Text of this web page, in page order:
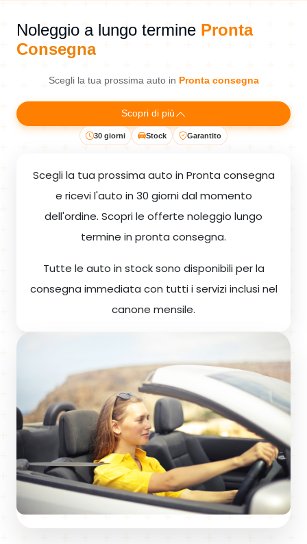
Noleggio a lungo termine Pronta
Consegna
Scegli la tua prossima auto in Pronta consegna
Scopri di più
30 giorni Stock Garantito
Scegli la tua prossima auto in Pronta consegna
e ricevi l'auto in 30 giorni dal momento
dell'ordine. Scopri le offerte noleggio lungo
termine in pronta consegna.
Tutte le auto in stock sono disponibili per la
consegna immediata con tutti i servizi inclusi nel
canone mensile.